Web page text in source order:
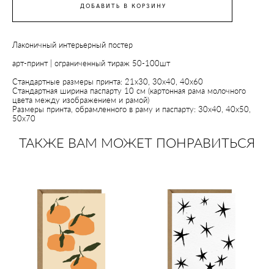
ДОБАВИТЬ В КОРЗИНУ
Лаконичный интерьерный постер
арт-принт | ограниченный тираж 50-100шт
Стандартные размеры принта: 21x30, 30х40, 40x60
Стандартная ширина паспарту 10 см (картонная рама молочного
цвета между изображением и рамой)
Размеры принта, обрамленного в раму и паспарту: 30х40, 40х50,
50х70
ТАКЖЕ ВАМ МОЖЕТ ПОНРАВИТЬСЯ